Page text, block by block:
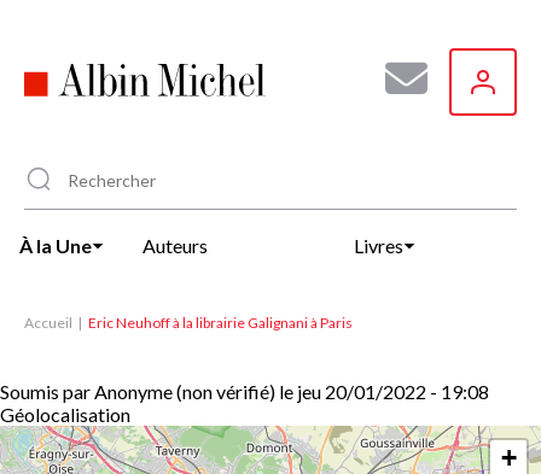
principal
À la Une Auteurs Livres
Accueil Eric Neuhoff à la librairie Galignani à Paris
Soumis parAnonyme (non vérifié) le jeu 20/01/2022 - 19:08
Géolocalisation
+